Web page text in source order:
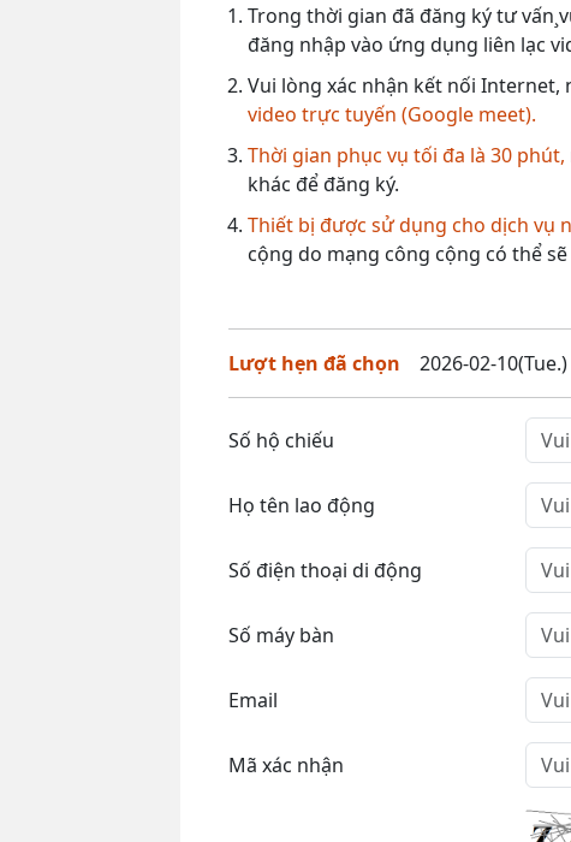
Trong thời gian đã đăng ký tư
đăng nhập vào ứng dụng liên lạc
Vui lòng xác nhận kết nối Internet,
video trực tuyến (Google meet).
Thời gian phục vụ tối đa là 30 phút,
khác để đăng ký.
Thiết bị được sử dụng cho dịch vụ
cộng do mạng công cộng có thể
Lượt hẹn đã chọn 2026-02-
Số hộ chiếu
Họ tên lao động
Số điện thoại di động
Số máy bàn
Email
Mã xác nhận